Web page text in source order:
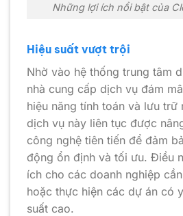
Những lợi ích nổi bật của
Hiệu suất vượt trội
Nhờ vào hệ thống trung tâm
nhà cung cấp dịch vụ đám
hiệu năng tính toán và lưu trữ
dịch vụ này liên tục được
công nghệ tiên tiến để đảm
động ổn định và tối ưu. Điều
ích cho các doanh nghiệp
hoặc thực hiện các dự án có
suất cao.